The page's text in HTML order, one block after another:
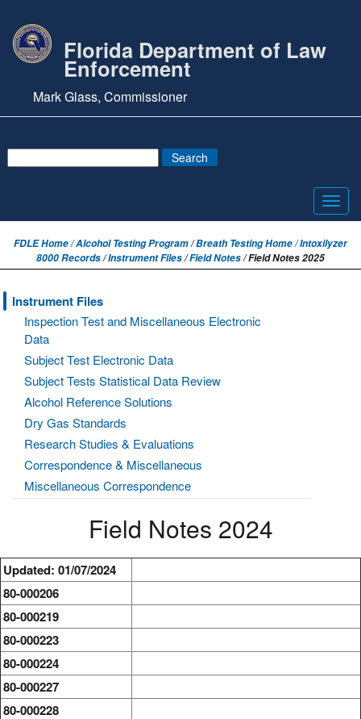
Florida Department of Law
Enforcement
Mark Glass, Commissioner
FDLE Home /Alcohol Testing Program/Breath Testing Home / Intoxilyzer
8000 Records/Instrument Files/Field Notes/ Field Notes 2025
Instrument Files
Inspection Test and Miscellaneous Electronic
Data
Subject Test Electronic Data
Subject Tests Statistical Data Review
Alcohol Reference Solutions
Dry Gas Standards
Research Studies & Evaluations
Correspondence & Miscellaneous
Miscellaneous Correspondence
Field Notes 2024
Updated: 01/07/2024
80-000206
80-000219
80-000223
80-000224
80-000227
80-000228